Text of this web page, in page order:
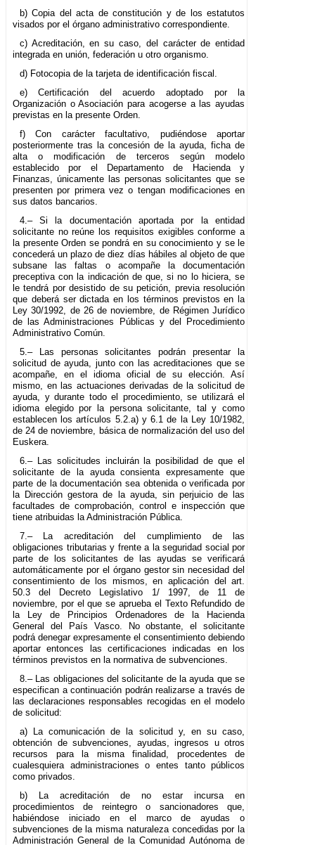
b) Copia del acta de constitución y de los estatutos
visados por el órgano administrativo correspondiente.
c) Acreditación, en su caso, del carácter de entidad
integrada en unión, federación u otro organismo.
d) Fotocopia de la tarjeta de identificación fiscal.
e) Certificación del acuerdo adoptado por la
Organización o Asociación para acogerse a las ayudas
previstas en la presente Orden.
f) Con carácter facultativo, pudiéndose aportar
posteriormente tras la concesión de la ayuda, ficha de
alta o modificación de terceros según modelo
establecido por el Departamento de Hacienda y
Finanzas, únicamente las personas solicitantes que se
presenten por primera vez o tengan modificaciones en
sus datos bancarios.
4.– Si la documentación aportada por la entidad
solicitante no reúne los requisitos exigibles conforme a
la presente Orden se pondrá en su conocimiento y se le
concederá un plazo de diez días hábiles al objeto de que
subsane las faltas o acompañe la documentación
preceptiva con la indicación de que, si no lo hiciera, se
le tendrá por desistido de su petición, previa resolución
que deberá ser dictada en los términos previstos en la
Ley 30/1992, de 26 de noviembre, de Régimen Jurídico
de las Administraciones Públicas y del Procedimiento
Administrativo Común.
5.– Las personas solicitantes podrán presentar la
solicitud de ayuda, junto con las acreditaciones que se
acompañe, en el idioma oficial de su elección. Así
mismo, en las actuaciones derivadas de la solicitud de
ayuda, y durante todo el procedimiento, se utilizará el
idioma elegido por la persona solicitante, tal y como
establecen los artículos 5.2.a) y 6.1 de la Ley 10/1982,
de 24 de noviembre, básica de normalización del uso del
Euskera.
6.– Las solicitudes incluirán la posibilidad de que el
solicitante de la ayuda consienta expresamente que
parte de la documentación sea obtenida o verificada por
la Dirección gestora de la ayuda, sin perjuicio de las
facultades de comprobación, control e inspección que
tiene atribuidas la Administración Pública.
7.– La acreditación del cumplimiento de las
obligaciones tributarias y frente a la seguridad social por
parte de los solicitantes de las ayudas se verificará
automáticamente por el órgano gestor sin necesidad del
consentimiento de los mismos, en aplicación del art.
50.3 del Decreto Legislativo 1/ 1997, de 11 de
noviembre, por el que se aprueba el Texto Refundido de
la Ley de Principios Ordenadores de la Hacienda
General del País Vasco. No obstante, el solicitante
podrá denegar expresamente el consentimiento debiendo
aportar entonces las certificaciones indicadas en los
términos previstos en la normativa de subvenciones.
8.– Las obligaciones del solicitante de la ayuda que se
especifican a continuación podrán realizarse a través de
las declaraciones responsables recogidas en el modelo
de solicitud:
a) La comunicación de la solicitud y, en su caso,
obtención de subvenciones, ayudas, ingresos u otros
recursos para la misma finalidad, procedentes de
cualesquiera administraciones o entes tanto públicos
como privados.
b) La acreditación de no estar incursa en
procedimientos de reintegro o sancionadores que,
habiéndose iniciado en el marco de ayudas o
subvenciones de la misma naturaleza concedidas por la
Administración General de la Comunidad Autónoma de